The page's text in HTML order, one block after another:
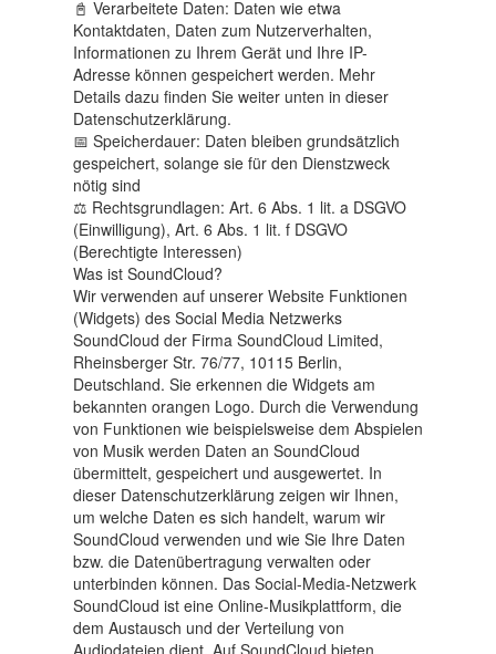
📓 Verarbeitete Daten: Daten wie etwa
Kontaktdaten, Daten zum Nutzerverhalten,
Informationen zu Ihrem Gerät und Ihre IP-
Adresse können gespeichert werden. Mehr
Details dazu finden Sie weiter unten in dieser
Datenschutzerklärung.
📅 Speicherdauer: Daten bleiben grundsätzlich
gespeichert, solange sie für den Dienstzweck
nötig sind
⚖️ Rechtsgrundlagen: Art. 6 Abs. 1 lit. a DSGVO
(Einwilligung), Art. 6 Abs. 1 lit. f DSGVO
(Berechtigte Interessen)
Was ist SoundCloud?
Wir verwenden auf unserer Website Funktionen
(Widgets) des Social Media Netzwerks
SoundCloud der Firma SoundCloud Limited,
Rheinsberger Str. 76/77, 10115 Berlin,
Deutschland. Sie erkennen die Widgets am
bekannten orangen Logo. Durch die Verwendung
von Funktionen wie beispielsweise dem Abspielen
von Musik werden Daten an SoundCloud
übermittelt, gespeichert und ausgewertet. In
dieser Datenschutzerklärung zeigen wir Ihnen,
um welche Daten es sich handelt, warum wir
SoundCloud verwenden und wie Sie Ihre Daten
bzw. die Datenübertragung verwalten oder
unterbinden können. Das Social-Media-Netzwerk
SoundCloud ist eine Online-Musikplattform, die
dem Austausch und der Verteilung von
Audiodateien dient. Auf SoundCloud bieten